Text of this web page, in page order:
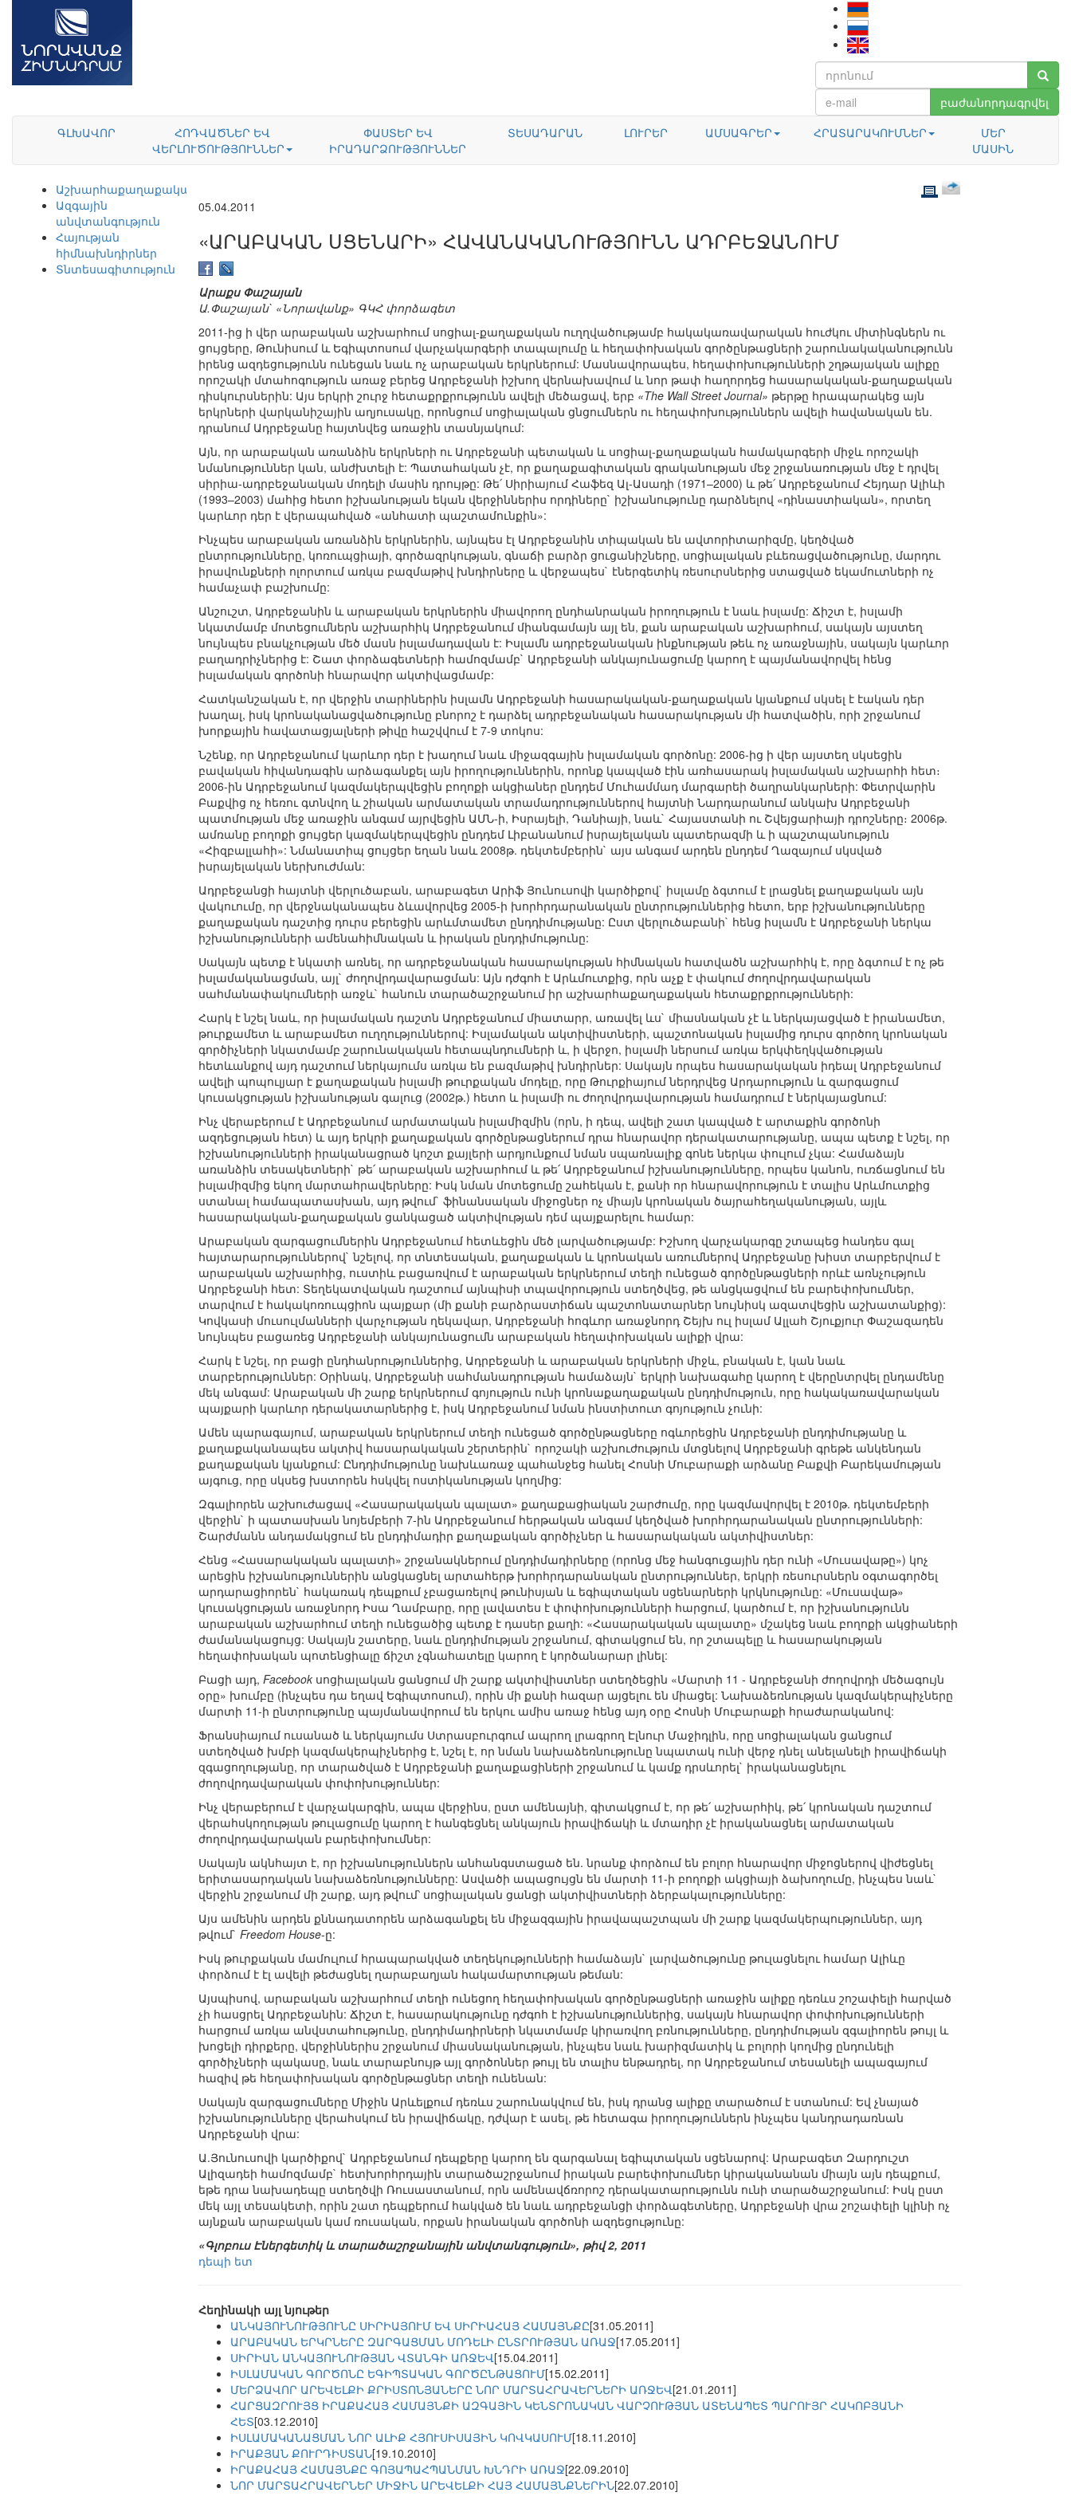
բաժանորդագրվել
ԳԼԽԱՎՈՐ
ՀՈԴՎԱԾՆԵՐ ԵՎ
ՎԵՐԼՈՒԾՈՒԹՅՈՒՆՆԵՐ
ՓԱՍՏԵՐ ԵՎ
ԻՐԱԴԱՐՁՈՒԹՅՈՒՆՆԵՐ
ՏԵՍԱԴԱՐԱՆ ԼՈՒՐԵՐ ԱՄՍԱԳՐԵՐ ՀՐԱՏԱՐԱԿՈՒՄՆԵՐ
ՄԵՐ
ՄԱՍԻՆ
Աշխարհաքաղաքականություն
Ազգային
անվտանգություն
Հայության
հիմնախնդիրներ
Տնտեսագիտություն
05.04.2011
«ԱՐԱԲԱԿԱՆ ՍՑԵՆԱՐԻ» ՀԱՎԱՆԱԿԱՆՈՒԹՅՈՒՆՆ ԱԴՐԲԵՋԱՆՈՒՄ
Արաքս Փաշայան
Ա.Փաշայան` «Նորավանք» ԳԿՀ փորձագետ
2011-ից ի վեր արաբական աշխարհում սոցիալ-քաղաքական ուղղվածությամբ հակակառավարական հուժկու միտինգներն ու
ցույցերը, Թունիսում և Եգիպտոսում վարչակարգերի տապալումը և հեղափոխական գործընթացների շարունակականությունն
իրենց ազդեցությունն ունեցան նաև ոչ արաբական երկրներում: Մասնավորապես, հեղափոխությունների շղթայական ալիքը
որոշակի մտահոգություն առաջ բերեց Ադրբեջանի իշխող վերնախավում և նոր թափ հաղորդեց հասարակական-քաղաքական
դիսկուրսներին: Այս երկրի շուրջ հետաքրքրությունն ավելի մեծացավ, երբ «The Wall Street Journal» թերթը հրապարակեց այն
երկրների վարկանիշային աղյուսակը, որոնցում սոցիալական ցնցումներն ու հեղափոխություններն ավելի հավանական են.
դրանում Ադրբեջանը հայտնվեց առաջին տասնյակում:
Այն, որ արաբական առանձին երկրների ու Ադրբեջանի պետական և սոցիալ-քաղաքական համակարգերի միջև որոշակի
նմանություններ կան, անժխտելի է: Պատահական չէ, որ քաղաքագիտական գրականության մեջ շրջանառության մեջ է դրվել
սիրիա-ադրբեջանական մոդելի մասին դրույթը: Թե՛ Սիրիայում Հաֆեզ Ալ-Ասադի (1971–2000) և թե՛ Ադրբեջանում Հեյդար Ալիևի
(1993–2003) մահից հետո իշխանության եկան վերջիններիս որդիները` իշխանությունը դարձնելով «դինաստիական», որտեղ
կարևոր դեր է վերապահված «անհատի պաշտամունքին»:
Ինչպես արաբական առանձին երկրներին, այնպես էլ Ադրբեջանին տիպական են ավտորիտարիզմը, կեղծված
ընտրությունները, կոռուպցիայի, գործազրկության, գնաճի բարձր ցուցանիշները, սոցիալական բևեռացվածությունը, մարդու
իրավունքների ոլորտում առկա բազմաթիվ խնդիրները և վերջապես` էներգետիկ ռեսուրսներից ստացված եկամուտների ոչ
համաչափ բաշխումը:
Անշուշտ, Ադրբեջանին և արաբական երկրներին միավորող ընդհանրական իրողություն է նաև իսլամը: Ճիշտ է, իսլամի
նկատմամբ մոտեցումներն աշխարհիկ Ադրբեջանում միանգամայն այլ են, քան արաբական աշխարհում, սակայն այստեղ
նույնպես բնակչության մեծ մասն իսլամադավան է: Իսլամն ադրբեջանական ինքնության թեև ոչ առաջնային, սակայն կարևոր
բաղադրիչներից է: Շատ փորձագետների համոզմամբ` Ադրբեջանի անկայունացումը կարող է պայմանավորվել հենց
իսլամական գործոնի հնարավոր ակտիվացմամբ:
Հատկանշական է, որ վերջին տարիներին իսլամն Ադրբեջանի հասարակական-քաղաքական կյանքում սկսել է էական դեր
խաղալ, իսկ կրոնականացվածությունը բնորոշ է դարձել ադրբեջանական հասարակության մի հատվածին, որի շրջանում
խորքային հավատացյալների թիվը հաշվվում է 7-9 տոկոս:
Նշենք, որ Ադրբեջանում կարևոր դեր է խաղում նաև միջազգային իսլամական գործոնը: 2006-ից ի վեր այստեղ սկսեցին
բավական հիվանդագին արձագանքել այն իրողություններին, որոնք կապված էին առհասարակ իսլամական աշխարհի հետ։
2006-ին Ադրբեջանում կազմակերպվեցին բողոքի ակցիաներ ընդդեմ Մուհամմադ մարգարեի ծաղրանկարների: Փետրվարին
Բաքվից ոչ հեռու գտնվող և շիական արմատական տրամադրություններով հայտնի Նարդարանում անկախ Ադրբեջանի
պատմության մեջ առաջին անգամ այրվեցին ԱՄՆ-ի, Իսրայելի, Դանիայի, նաև` Հայաստանի ու Շվեյցարիայի դրոշները։ 2006թ.
ամռանը բողոքի ցույցեր կազմակերպվեցին ընդդեմ Լիբանանում իսրայելական պատերազմի և ի պաշտպանություն
«Հիզբալլահի»: Նմանատիպ ցույցեր եղան նաև 2008թ. դեկտեմբերին` այս անգամ արդեն ընդդեմ Ղազայում սկսված
իսրայելական ներխուժման:
Ադրբեջանցի հայտնի վերլուծաբան, արաբագետ Արիֆ Յունուսովի կարծիքով` իսլամը ձգտում է լրացնել քաղաքական այն
վակուումը, որ վերջնականապես ձևավորվեց 2005-ի խորհրդարանական ընտրություններից հետո, երբ իշխանությունները
քաղաքական դաշտից դուրս բերեցին արևմտամետ ընդդիմությանը: Ըստ վերլուծաբանի` հենց իսլամն է Ադրբեջանի ներկա
իշխանությունների ամենահիմնական և իրական ընդդիմությունը:
Սակայն պետք է նկատի առնել, որ ադրբեջանական հասարակության հիմնական հատվածն աշխարհիկ է, որը ձգտում է ոչ թե
իսլամականացման, այլ` ժողովրդավարացման: Այն դժգոհ է Արևմուտքից, որն աչք է փակում ժողովրդավարական
սահմանափակումների առջև` հանուն տարածաշրջանում իր աշխարհաքաղաքական հետաքրքրությունների:
Հարկ է նշել նաև, որ իսլամական դաշտն Ադրբեջանում միատարր, առավել ևս` միասնական չէ և ներկայացված է իրանամետ,
թուրքամետ և արաբամետ ուղղություններով: Իսլամական ակտիվիստների, պաշտոնական իսլամից դուրս գործող կրոնական
գործիչների նկատմամբ շարունակական հետապնդումների և, ի վերջո, իսլամի ներսում առկա երկփեղկվածության
հետևանքով այդ դաշտում ներկայումս առկա են բազմաթիվ խնդիրներ: Սակայն որպես հասարակական իդեալ Ադրբեջանում
ավելի պոպուլյար է քաղաքական իսլամի թուրքական մոդելը, որը Թուրքիայում ներդրվեց Արդարություն և զարգացում
կուսակցության իշխանության գալուց (2002թ.) հետո և իսլամի ու ժողովրդավարության համադրում է ներկայացնում:
Ինչ վերաբերում է Ադրբեջանում արմատական իսլամիզմին (որն, ի դեպ, ավելի շատ կապված է արտաքին գործոնի
ազդեցության հետ) և այդ երկրի քաղաքական գործընթացներում դրա հնարավոր դերակատարությանը, ապա պետք է նշել, որ
իշխանությունների իրականացրած կոշտ քայլերի արդյունքում նման սպառնալիք գոնե ներկա փուլում չկա: Համաձայն
առանձին տեսակետների` թե՛ արաբական աշխարհում և թե՛ Ադրբեջանում իշխանությունները, որպես կանոն, ուռճացնում են
իսլամիզմից եկող մարտահրավերները: Իսկ նման մոտեցումը շահեկան է, քանի որ հնարավորություն է տալիս Արևմուտքից
ստանալ համապատասխան, այդ թվում` ֆինանսական միջոցներ ոչ միայն կրոնական ծայրահեղականության, այլև
հասարակական-քաղաքական ցանկացած ակտիվության դեմ պայքարելու համար:
Արաբական զարգացումներին Ադրբեջանում հետևեցին մեծ լարվածությամբ: Իշխող վարչակարգը շտապեց հանդես գալ
հայտարարություններով` նշելով, որ տնտեսական, քաղաքական և կրոնական առումներով Ադրբեջանը խիստ տարբերվում է
արաբական աշխարհից, ուստիև բացառվում է արաբական երկրներում տեղի ունեցած գործընթացների որևէ առնչություն
Ադրբեջանի հետ: Տեղեկատվական դաշտում այնպիսի տպավորություն ստեղծվեց, թե անցկացվում են բարեփոխումներ,
տարվում է հակակոռուպցիոն պայքար (մի քանի բարձրաստիճան պաշտոնատարներ նույնիսկ ազատվեցին աշխատանքից):
Կովկասի մուսուլմանների վարչության ղեկավար, Ադրբեջանի հոգևոր առաջնորդ Շեյխ ուլ իսլամ Ալլահ Շյուքյուր Փաշազադեն
նույնպես բացառեց Ադրբեջանի անկայունացումն արաբական հեղափոխական ալիքի վրա:
Հարկ է նշել, որ բացի ընդհանրություններից, Ադրբեջանի և արաբական երկրների միջև, բնական է, կան նաև
տարբերություններ: Օրինակ, Ադրբեջանի սահմանադրության համաձայն` երկրի նախագահը կարող է վերընտրվել ընդամենը
մեկ անգամ: Արաբական մի շարք երկրներում գոյություն ունի կրոնաքաղաքական ընդդիմություն, որը հակակառավարական
պայքարի կարևոր դերակատարներից է, իսկ Ադրբեջանում նման ինստիտուտ գոյություն չունի:
Ամեն պարագայում, արաբական երկրներում տեղի ունեցած գործընթացները ոգևորեցին Ադրբեջանի ընդդիմությանը և
քաղաքականապես ակտիվ հասարակական շերտերին` որոշակի աշխուժություն մտցնելով Ադրբեջանի գրեթե անկենդան
քաղաքական կյանքում: Ընդդիմությունը նախևառաջ պահանջեց հանել Հոսնի Մուբարաքի արձանը Բաքվի Բարեկամության
այգուց, որը սկսեց խստորեն հսկվել ոստիկանության կողմից:
Զգալիորեն աշխուժացավ «Հասարակական պալատ» քաղաքացիական շարժումը, որը կազմավորվել է 2010թ. դեկտեմբերի
վերջին` ի պատասխան նոյեմբերի 7-ին Ադրբեջանում հերթական անգամ կեղծված խորհրդարանական ընտրությունների:
Շարժմանն անդամակցում են ընդդիմադիր քաղաքական գործիչներ և հասարակական ակտիվիստներ:
Հենց «Հասարակական պալատի» շրջանակներում ընդդիմադիրները (որոնց մեջ հանգուցային դեր ունի «Մուսավաթը») կոչ
արեցին իշխանություններին անցկացնել արտահերթ խորհրդարանական ընտրություններ, երկրի ռեսուրսներն օգտագործել
արդարացիորեն` հակառակ դեպքում չբացառելով թունիսյան և եգիպտական սցենարների կրկնությունը: «Մուսավաթ»
կուսակցության առաջնորդ Իսա Ղամբարը, որը լավատես է փոփոխությունների հարցում, կարծում է, որ իշխանությունն
արաբական աշխարհում տեղի ունեցածից պետք է դասեր քաղի: «Հասարակական պալատը» մշակեց նաև բողոքի ակցիաների
ժամանակացույց: Սակայն շատերը, նաև ընդդիմության շրջանում, գիտակցում են, որ շտապելը և հասարակության
հեղափոխական պոտենցիալը ճիշտ չգնահատելը կարող է կործանարար լինել:
Բացի այդ, Facebook սոցիալական ցանցում մի շարք ակտիվիստներ ստեղծեցին «Մարտի 11 - Ադրբեջանի ժողովրդի մեծագույն
օրը» խումբը (ինչպես դա եղավ Եգիպտոսում), որին մի քանի հազար այցելու են միացել: Նախաձեռնության կազմակերպիչները
մարտի 11-ի ընտրությունը պայմանավորում են երկու ամիս առաջ հենց այդ օրը Հոսնի Մուբարաքի հրաժարականով:
Ֆրանսիայում ուսանած և ներկայումս Ստրասբուրգում ապրող լրագրող Էլնուր Մաջիդլին, որը սոցիալական ցանցում
ստեղծված խմբի կազմակերպիչներից է, նշել է, որ նման նախաձեռնությունը նպատակ ունի վերջ դնել անելանելի իրավիճակի
զգացողությանը, որ տարածված է Ադրբեջանի քաղաքացիների շրջանում և կամք դրսևորել` իրականացնելու
ժողովրդավարական փոփոխություններ:
Ինչ վերաբերում է վարչակարգին, ապա վերջինս, ըստ ամենայնի, գիտակցում է, որ թե՛ աշխարհիկ, թե՛ կրոնական դաշտում
վերահսկողության թուլացումը կարող է հանգեցնել անկայուն իրավիճակի և մտադիր չէ իրականացնել արմատական
ժողովրդավարական բարեփոխումներ:
Սակայն ակնհայտ է, որ իշխանություններն անհանգստացած են. նրանք փորձում են բոլոր հնարավոր միջոցներով վիժեցնել
երիտասարդական նախաձեռնությունները: Ասվածի ապացույցն են մարտի 11-ի բողոքի ակցիայի ձախողումը, ինչպես նաև`
վերջին շրջանում մի շարք, այդ թվում՝ սոցիալական ցանցի ակտիվիստների ձերբակալությունները:
Այս ամենին արդեն քննադատորեն արձագանքել են միջազգային իրավապաշտպան մի շարք կազմակերպություններ, այդ
թվում` Freedom House-ը:
Իսկ թուրքական մամուլում հրապարակված տեղեկությունների համաձայն` լարվածությունը թուլացնելու համար Ալիևը
փորձում է էլ ավելի թեժացնել ղարաբաղյան հակամարտության թեման:
Այսպիսով, արաբական աշխարհում տեղի ունեցող հեղափոխական գործընթացների առաջին ալիքը դեռևս շոշափելի հարված
չի հասցրել Ադրբեջանին: Ճիշտ է, հասարակությունը դժգոհ է իշխանություններից, սակայն հնարավոր փոփոխությունների
հարցում առկա անվստահությունը, ընդդիմադիրների նկատմամբ կիրառվող բռնությունները, ընդդիմության զգալիորեն թույլ և
խոցելի դիրքերը, վերջիններիս շրջանում միասնականության, ինչպես նաև խարիզմատիկ և բոլորի կողմից ընդունելի
գործիչների պակասը, նաև տարաբնույթ այլ գործոններ թույլ են տալիս ենթադրել, որ Ադրբեջանում տեսանելի ապագայում
հազիվ թե հեղափոխական գործընթացներ տեղի ունենան:
Սակայն զարգացումները Միջին Արևելքում դեռևս շարունակվում են, իսկ դրանց ալիքը տարածում է ստանում: Եվ չնայած
իշխանությունները վերահսկում են իրավիճակը, դժվար է ասել, թե հետագա իրողություններն ինչպես կանդրադառնան
Ադրբեջանի վրա:
Ա.Յունուսովի կարծիքով` Ադրբեջանում դեպքերը կարող են զարգանալ եգիպտական սցենարով: Արաբագետ Զարդուշտ
Ալիզադեի համոզմամբ` հետխորհրդային տարածաշրջանում իրական բարեփոխումներ կիրականանան միայն այն դեպքում,
եթե դրա նախադեպը ստեղծվի Ռուսաստանում, որն ամենավճռորոշ դերակատարությունն ունի տարածաշրջանում: Իսկ ըստ
մեկ այլ տեսակետի, որին շատ դեպքերում հակված են նաև ադրբեջանցի փորձագետները, Ադրբեջանի վրա շոշափելի կլինի ոչ
այնքան արաբական կամ ռուսական, որքան իրանական գործոնի ազդեցությունը:
«Գլոբուս Էներգետիկ և տարածաշրջանային անվտանգություն», թիվ 2, 2011
դեպի ետ
Հեղինակի այլ նյութեր
ԱՆԿԱՅՈՒՆՈՒԹՅՈՒՆԸ ՍԻՐԻԱՅՈՒՄ ԵՎ ՍԻՐԻԱՀԱՅ ՀԱՄԱՅՆՔԸ[31.05.2011]
ԱՐԱԲԱԿԱՆ ԵՐԿՐՆԵՐԸ ԶԱՐԳԱՑՄԱՆ ՄՈԴԵԼԻ ԸՆՏՐՈՒԹՅԱՆ ԱՌԱՋ[17.05.2011]
ՍԻՐԻԱՆ ԱՆԿԱՅՈՒՆՈՒԹՅԱՆ ՎՏԱՆԳԻ ԱՌՋԵՎ[15.04.2011]
ԻՍԼԱՄԱԿԱՆ ԳՈՐԾՈՆԸ ԵԳԻՊՏԱԿԱՆ ԳՈՐԾԸՆԹԱՑՈՒՄ[15.02.2011]
ՄԵՐՁԱՎՈՐ ԱՐԵՎԵԼՔԻ ՔՐԻՍՏՈՆՅԱՆԵՐԸ ՆՈՐ ՄԱՐՏԱՀՐԱՎԵՐՆԵՐԻ ԱՌՋԵՎ[21.01.2011]
ՀԱՐՑԱԶՐՈՒՅՑ ԻՐԱՔԱՀԱՅ ՀԱՄԱՅՆՔԻ ԱԶԳԱՅԻՆ ԿԵՆՏՐՈՆԱԿԱՆ ՎԱՐՉՈՒԹՅԱՆ ԱՏԵՆԱՊԵՏ ՊԱՐՈՒՅՐ ՀԱԿՈԲՅԱՆԻ
ՀԵՏ[03.12.2010]
ԻՍԼԱՄԱԿԱՆԱՑՄԱՆ ՆՈՐ ԱԼԻՔ ՀՅՈՒՍԻՍԱՅԻՆ ԿՈՎԿԱՍՈՒՄ[18.11.2010]
ԻՐԱՔՅԱՆ ՔՈՒՐԴԻՍՏԱՆ[19.10.2010]
ԻՐԱՔԱՀԱՅ ՀԱՄԱՅՆՔԸ ԳՈՅԱՊԱՀՊԱՆՄԱՆ ԽՆԴՐԻ ԱՌԱՋ[22.09.2010]
ՆՈՐ ՄԱՐՏԱՀՐԱՎԵՐՆԵՐ ՄԻՋԻՆ ԱՐԵՎԵԼՔԻ ՀԱՅ ՀԱՄԱՅՆՔՆԵՐԻՆ[22.07.2010]